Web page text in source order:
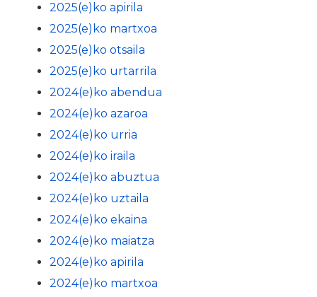
2025(e)ko apirila
2025(e)ko martxoa
2025(e)ko otsaila
2025(e)ko urtarrila
2024(e)ko abendua
2024(e)ko azaroa
2024(e)ko urria
2024(e)ko iraila
2024(e)ko abuztua
2024(e)ko uztaila
2024(e)ko ekaina
2024(e)ko maiatza
2024(e)ko apirila
2024(e)ko martxoa